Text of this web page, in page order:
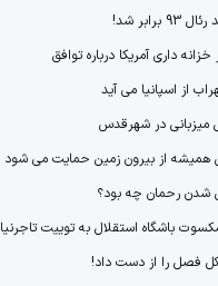
شد!
داری آمریکا درباره توافق
از اسپانیا می آید
میزبانی در شهرقدس
همیشه از بیرون زمین حمایت می شود
شدن رحمان چه بود؟
باشگاه استقلال به توییت تاجرنیا
کل فصل را از دست داد!